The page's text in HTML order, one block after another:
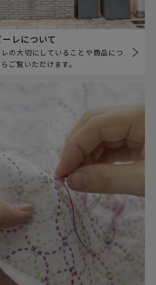
レについて
の大切にしていることや商品につ
ご覧いただけます。